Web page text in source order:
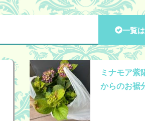
一覧
ミナモア紫
からのお裾